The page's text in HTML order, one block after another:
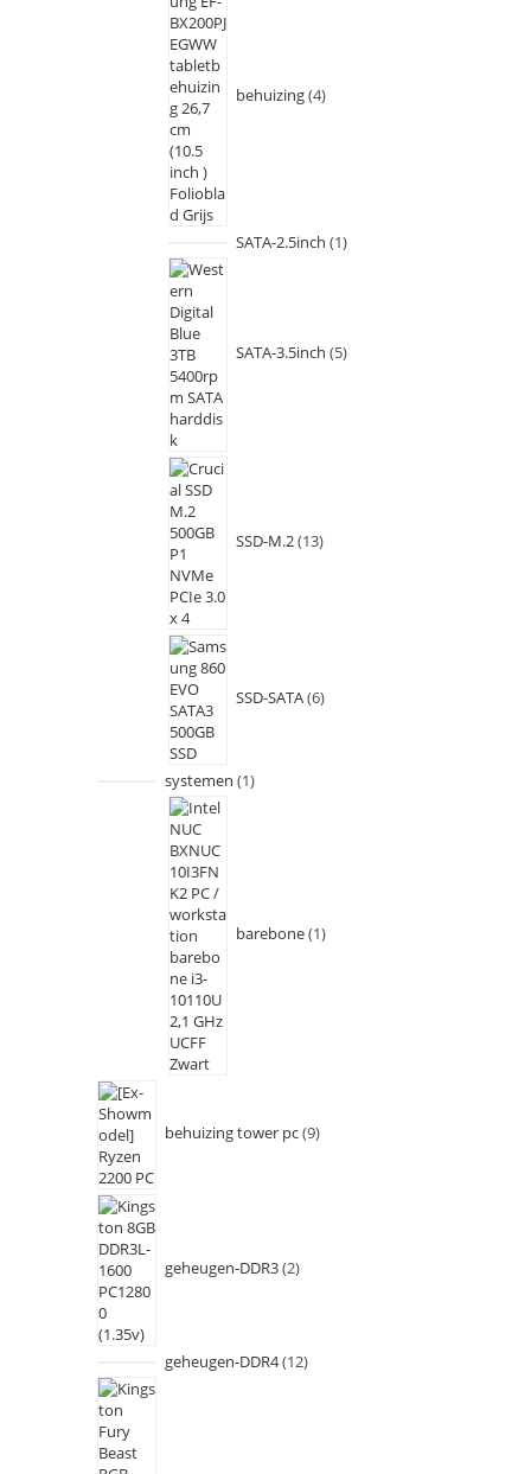
behuizing 4
SATA-2.5inch 1
SATA-3.5inch 5
SSD-M.2 13
SSD-SATA 6
systemen 1
barebone 1
behuizing tower pc 9
geheugen-DDR3 2
geheugen-DDR4 12